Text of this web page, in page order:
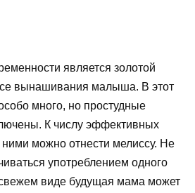
является золотой
вынашивания малыша. В этот
много, но простудные
К числу эффективных
ними можно отнести мелиссу. Не
употреблением одного
виде будущая мама может